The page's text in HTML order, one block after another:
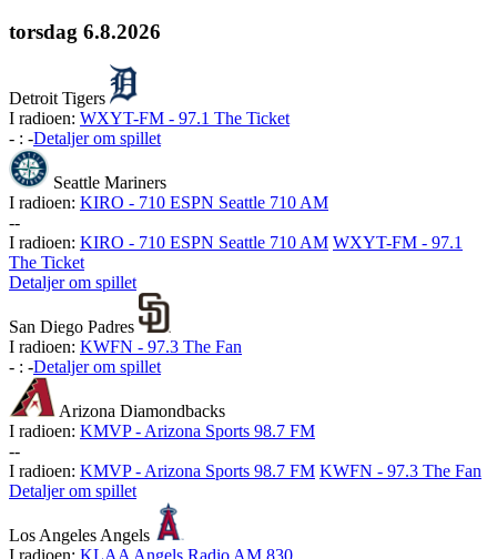
torsdag 6.8.2026
Detroit Tigers
I radioen: WXYT-FM - 97.1 The Ticket
- : -Detaljer om spillet
Seattle Mariners
I radioen: KIRO - 710 ESPN Seattle 710 AM
--
I radioen: KIRO - 710 ESPN Seattle 710 AM WXYT-FM - 97.1
The Ticket
Detaljer om spillet
San Diego Padres
I radioen: KWFN - 97.3 The Fan
- : -Detaljer om spillet
Arizona Diamondbacks
I radioen: KMVP - Arizona Sports 98.7 FM
--
I radioen: KMVP - Arizona Sports 98.7 FM KWFN - 97.3 The Fan
Detaljer om spillet
Los Angeles Angels